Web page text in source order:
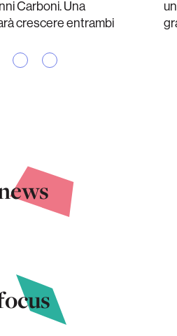
Carboni. Una
crescere entrambi